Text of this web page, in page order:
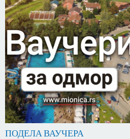
ПОДЕЛА ВАУЧЕРА